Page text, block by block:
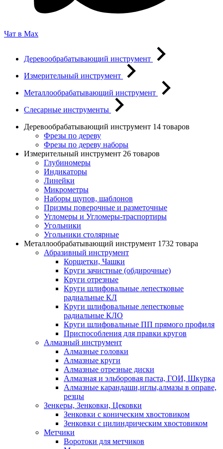
Чат в Max
Деревообрабатывающий инструмент
Измерительный инструмент
Металлообрабатывающий инструмент
Слесарные инструменты
Деревообрабатывающий инструмент 14 товаров
Фрезы по дереву
Фрезы по дереву наборы
Измерительный инструмент 26 товаров
Глубиномеры
Индикаторы
Линейки
Микрометры
Наборы щупов, шаблонов
Призмы поверочные и разметочные
Угломеры и Угломеры-траспортиры
Угольники
Угольники столярные
Металлообрабатывающий инструмент 1732 товара
Абразивный инструмент
Корщетки, Чашки
Круги зачистные (обдирочные)
Круги отрезные
Круги шлифовальные лепестковые
радиальные КЛ
Круги шлифовальные лепестковые
радиальные КЛО
Круги шлифовальные ПП прямого профиля
Приспособления для правки кругов
Алмазный инструмент
Алмазные головки
Алмазные круги
Алмазные отрезные диски
Алмазная и эльборовая паста, ГОИ, Шкурка
Алмазные карандаши,иглы,алмазы в оправе,
резцы
Зенкеры, Зенковки, Цековки
Зенковки с коническим хвостовиком
Зенковки с цилиндрическим хвостовиком
Метчики
Воротоки для метчиков